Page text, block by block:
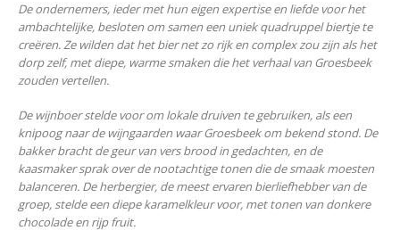
De ondernemers, ieder met hun eigen expertise en liefde voor het
ambachtelijke, besloten om samen een uniek quadruppel biertje te
creëren. Ze wilden dat het bier net zo rijk en complex zou zijn als het
dorp zelf, met diepe, warme smaken die het verhaal van Groesbeek
zouden vertellen.
De wijnboer stelde voor om lokale druiven te gebruiken, als een
knipoog naar de wijngaarden waar Groesbeek om bekend stond. De
bakker bracht de geur van vers brood in gedachten, en de
kaasmaker sprak over de nootachtige tonen die de smaak moesten
balanceren. De herbergier, de meest ervaren bierliefhebber van de
groep, stelde een diepe karamelkleur voor, met tonen van donkere
chocolade en rijp fruit.